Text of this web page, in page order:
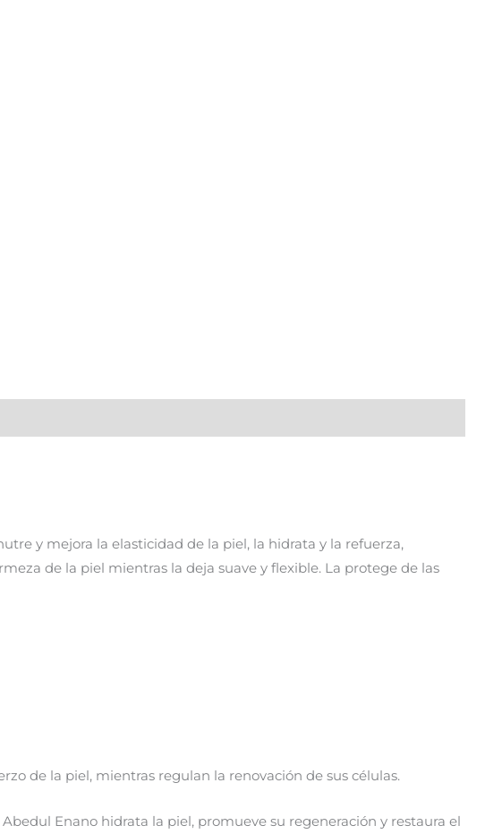
y mejora la elasticidad de la piel, la hidrata y la refuerza,
de la piel mientras la deja suave y flexible. La protege de las
de la piel, mientras regulan la renovación de sus células.
Enano hidrata la piel, promueve su regeneración y restaura el